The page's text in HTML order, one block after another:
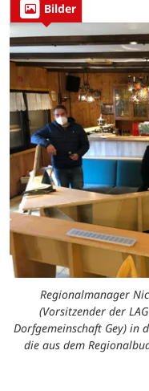
Bilder
Regionalmanager
(Vorsitzender der
Dorfgemeinschaft Gey) in
die aus dem